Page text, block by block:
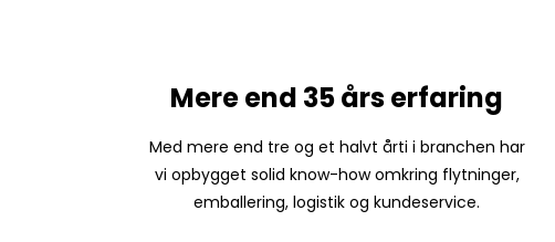
Mere end 35 års erfaring
Med mere end tre og et halvt årti i branchen har
vi opbygget solid know-how omkring flytninger,
emballering, logistik og kundeservice.